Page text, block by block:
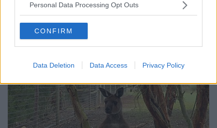
Personal Data Processing Opt Outs
CONFIRM
Data Deletion Data Access Privacy Policy
alla base dell'addome primaappaiono idue testicol
i poi il pene e
infine l'ano. Questa disposizione agevola la penetrazione
nonostantre l'ingombro della coda ed è funzionale anche in altre
situazioni: quando i canguri vogliono assumere un
minaccioso, si alzano sulle zampe posteriori ed esibiscono con